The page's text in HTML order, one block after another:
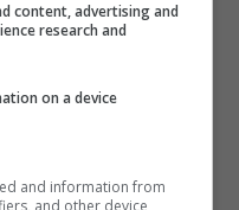
content, advertising and
research and
on a device
and information from
and other device